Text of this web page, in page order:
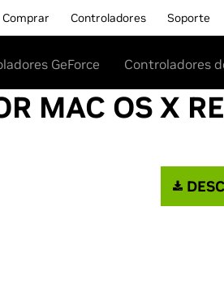
Comprar Controladores Soporte
GeForce Controladores
MAC OS X